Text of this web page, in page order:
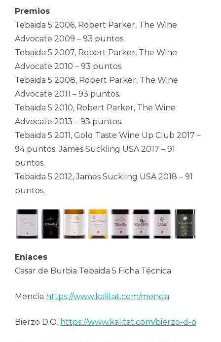
Premios
Tebaida 5 2006, Robert Parker, The Wine
Advocate 2009 – 93 puntos.
Tebaida 5 2007, Robert Parker, The Wine
Advocate 2010 – 93 puntos.
Tebaida 5 2008, Robert Parker, The Wine
Advocate 2011 – 93 puntos.
Tebaida 5 2010, Robert Parker, The Wine
Advocate 2013 – 93 puntos.
Tebaida 5 2011, Gold Taste Wine Up Club 2017 –
94 puntos. James Suckling USA 2017 – 91
puntos.
Tebaida 5 2012, James Suckling USA 2018 – 91
puntos.
Enlaces
Casar de Burbia Tebaida 5 Ficha Técnica
Mencía https://www.kalitat.com/mencia
Bierzo D.O. https://www.kalitat.com/bierzo-d-o